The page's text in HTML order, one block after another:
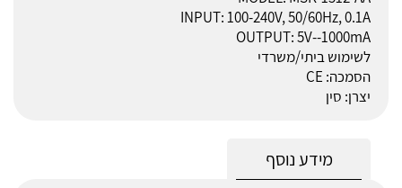
INPUT: 100-240V, 50/60Hz, 0.1A
OUTPUT: 5V--1000mA
לשימוש ביתי/משרדי
הסמכה: CE
יצרן: סין
מידע נוסף